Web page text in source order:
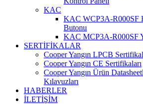
KAC
KAC WCP3A-R000SF
Butonu
KAC MCP3A-R000SF
SERTİFİKALAR
Cooper Yangın LPCB
Cooper Yangın CE Sertifikaları
Cooper Yangın Ürün
Kılavuzları
HABERLER
İLETİŞİM